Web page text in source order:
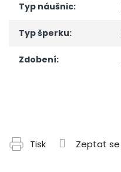
Typ náušnic:
Typ šperku:
Zdobení:
Tisk Zeptat se